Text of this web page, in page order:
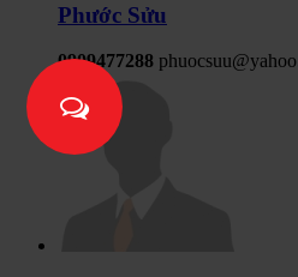
Phước Sửu
0909477288